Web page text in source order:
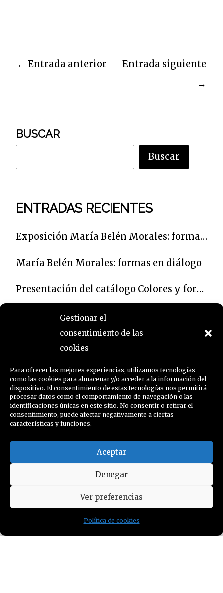
Gestionar el
consentimiento de las
cookies
Para ofrecer las mejores experiencias, utilizamos tecnologías
como las cookies para almacenar y/o acceder a la información del
dispositivo. El consentimiento de estas tecnologías nos permitirá
procesar datos como el comportamiento de navegación o las
identificaciones únicas en este sitio. No consentir o retirar el
consentimiento, puede afectar negativamente a ciertas
características y funciones.
Aceptar
Denegar
Ver preferencias
Política de cookies
← Entrada anterior
Entrada siguiente
→
BUSCAR
Buscar
ENTRADAS RECIENTES
Exposición María Belén Morales: formas en diálogo
María Belén Morales: formas en diálogo
Presentación del catálogo Colores y formas para un poeta
SUSCRÍBETE AL BLOG
Nombre